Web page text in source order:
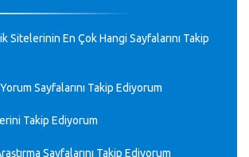
08.01.2023
hocama en içten sevgi saygılarımı iletin
yıllar sonra plaketi buldum hadi bir
En Çok Hangi Sayfalarını Takip
Sayfalarını Takip Ediyorum
Takip Ediyorum
Sayfalarını Takip Ediyorum